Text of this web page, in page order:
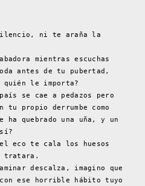
ni te araña la
mientras escuchas
antes de tu pubertad,
quién le importa?
se cae a pedazos pero
tu propio derrumbe como
quebrado una uña, y un
eco te cala los huesos
tratara.
descalza, imagino que
con ese horrible hábito tuyo